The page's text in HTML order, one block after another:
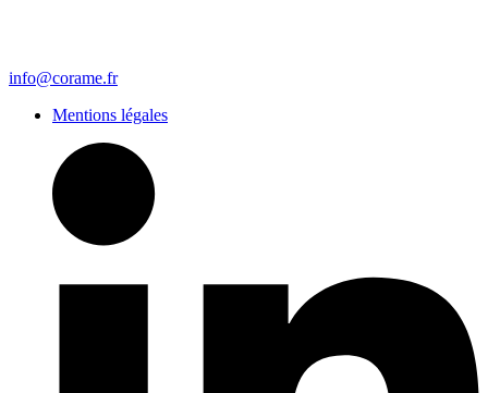
info@corame.fr
Mentions légales